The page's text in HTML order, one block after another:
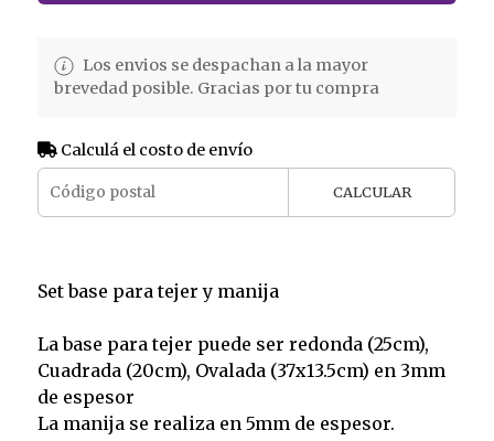
Los envios se despachan a la mayor
brevedad posible. Gracias por tu compra
Calculá el costo de envío
CALCULAR
Set base para tejer y manija
La base para tejer puede ser redonda (25cm),
Cuadrada (20cm), Ovalada (37x13.5cm) en 3mm
de espesor
La manija se realiza en 5mm de espesor.